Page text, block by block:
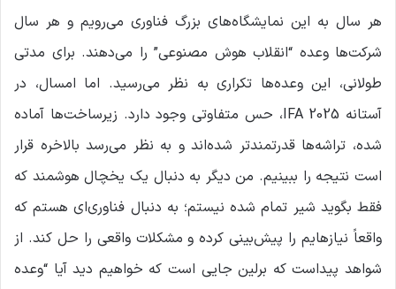
هر سال به این نمایشگاه‌های بزرگ فناوری می‌رویم و هر سال
شرکت‌ها وعده “انقلاب هوش مصنوعی” را می‌دهند. برای مدتی
طولانی، این وعده‌ها تکراری به نظر می‌رسید. اما امسال، در
آستانه IFA 2025، حس متفاوتی وجود دارد. زیرساخت‌ها آماده
شده، تراشه‌ها قدرتمندتر شده‌اند و به نظر می‌رسد بالاخره قرار
است نتیجه را ببینیم. من دیگر به دنبال یک یخچال هوشمند که
فقط بگوید شیر تمام شده نیستم؛ به دنبال فناوری‌ای هستم که
واقعاً نیازهایم را پیش‌بینی کرده و مشکلات واقعی را حل کند. از
شواهد پیداست که برلین جایی است که خواهیم دید آیا “وعده